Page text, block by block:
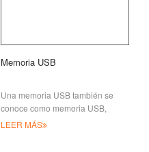
Memoria USB
Una memoria USB también se
conoce como memoria USB,
memoria USB o memoria de salto,
LEER MÁS